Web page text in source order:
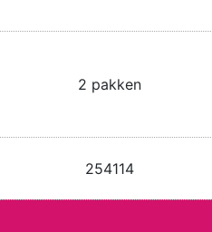
2 pakken
254114